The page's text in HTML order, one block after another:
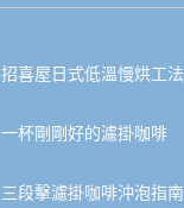
招喜屋日式低溫慢烘工法
一杯剛剛好的濾掛咖啡
三段擊濾掛咖啡沖泡指南